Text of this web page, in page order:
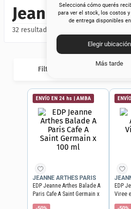
Seleccioná cómo querés
para ver el stock, los costos
de entrega disponibles
Elegir ubicación
Más tarde
Jeanne Arthes
32
Filtros
ENVÍO EN 24 hs | AMBA
JEANNE ARTHES PARIS
EDP Jeanne Arthes Balade A
Paris Cafe A Saint Germain x
100 ml
EDP
Viree
serum
cher